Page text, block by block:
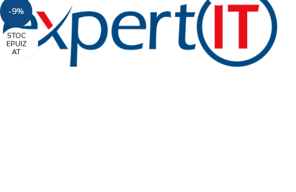
-9%
STOC
EPUIZ
AT
Faceți click pentru a mări